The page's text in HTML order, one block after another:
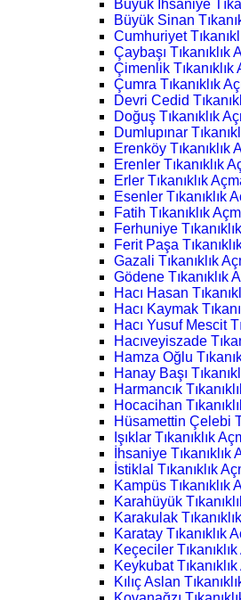
Büyük İhsaniye
Büyük Sinan
Cumhuriyet
Çaybaşı Tıkanıklık
Çimenlik Tıkanıklık
Çumra Tıkanıklık
Devri Cedid
Doğuş Tıkanıklık
Dumlupınar
Erenköy Tıkanıklık
Erenler Tıkanıklık
Erler Tıkanıklık
Esenler Tıkanıklık
Fatih Tıkanıklık
Ferhuniye
Ferit Paşa
Gazali Tıkanıklık
Gödene Tıkanıklık
Hacı Hasan
Hacı Kaymak
Hacı Yusuf Mescit
Hacıveyiszade
Hamza Oğlu
Hanay Başı
Harmancık
Hocacihan
Hüsamettin Çelebi
Işıklar Tıkanıklık
İhsaniye Tıkanıklık
İstiklal Tıkanıklık
Kampüs Tıkanıklık
Karahüyük
Karakulak
Karatay Tıkanıklık
Keçeciler
Keykubat
Kılıç Aslan